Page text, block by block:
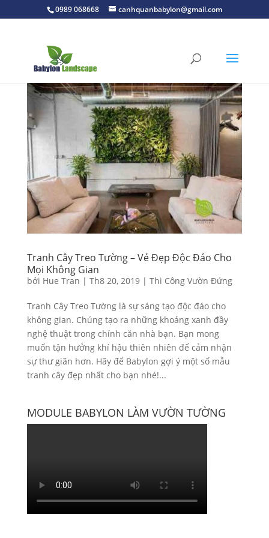
0989 068668 canhquanbabylon@gmail.com
Tranh Cây Treo Tường – Vẻ Đẹp Độc Đáo Cho
Mọi Không Gian
bởi Hue Tran | Th8 20, 2019| Thi Công Vườn Đứng
Tranh Cây Treo Tường là sự sáng tạo độc đáo cho
không gian. Chúng tạo ra những khoảng xanh đầy
nghệ thuật trong chính căn nhà bạn. Bạn mong
muốn tận hưởng khí hậu thiên nhiên để cảm nhận
sự thư giãn hơn. Hãy để Babylon gợi ý một số mẫu
tranh cây đẹp nhất cho bạn nhé!...
MODULE BABYLON LÀM VƯỜN TƯỜNG